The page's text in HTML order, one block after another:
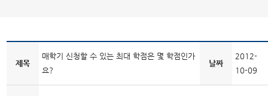
제목
매학기 신청할 수 있는 최대 학점은 몇 학점인가
요?
날짜
2012-
10-09